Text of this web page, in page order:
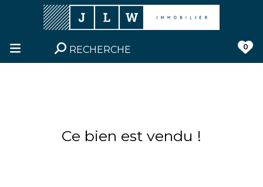
RECHERCHE 0
Ce bien est vendu !